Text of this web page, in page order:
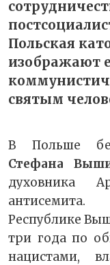
Польская
изображают
святым
В Польше
Стефана
духовника
Республике
три года по
нацистами,